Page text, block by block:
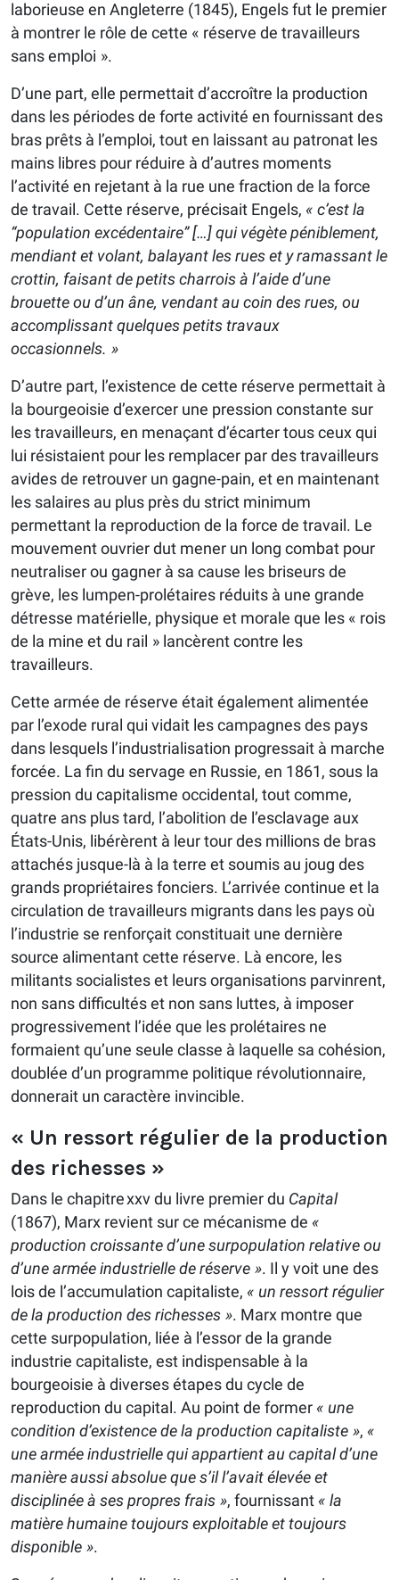
laborieuse en Angleterre (1845), Engels fut le premier
à montrer le rôle de cette « réserve de travailleurs
sans emploi ».
D’une part, elle permettait d’accroître la production
dans les périodes de forte activité en fournissant des
bras prêts à l’emploi, tout en laissant au patronat les
mains libres pour réduire à d’autres moments
l’activité en rejetant à la rue une fraction de la force
de travail. Cette réserve, précisait Engels, « c’est la
“population excédentaire” […] qui végète péniblement,
mendiant et volant, balayant les rues et y ramassant le
crottin, faisant de petits charrois à l’aide d’une
brouette ou d’un âne, vendant au coin des rues, ou
accomplissant quelques petits travaux
occasionnels. »
D’autre part, l’existence de cette réserve permettait à
la bourgeoisie d’exercer une pression constante sur
les travailleurs, en menaçant d’écarter tous ceux qui
lui résistaient pour les remplacer par des travailleurs
avides de retrouver un gagne-pain, et en maintenant
les salaires au plus près du strict minimum
permettant la reproduction de la force de travail. Le
mouvement ouvrier dut mener un long combat pour
neutraliser ou gagner à sa cause les briseurs de
grève, les lumpen-prolétaires réduits à une grande
détresse matérielle, physique et morale que les « rois
de la mine et du rail » lancèrent contre les
travailleurs.
Cette armée de réserve était également alimentée
par l’exode rural qui vidait les campagnes des pays
dans lesquels l’industrialisation progressait à marche
forcée. La fin du servage en Russie, en 1861, sous la
pression du capitalisme occidental, tout comme,
quatre ans plus tard, l’abolition de l’esclavage aux
États-Unis, libérèrent à leur tour des millions de bras
attachés jusque-là à la terre et soumis au joug des
grands propriétaires fonciers. L’arrivée continue et la
circulation de travailleurs migrants dans les pays où
l’industrie se renforçait constituait une dernière
source alimentant cette réserve. Là encore, les
militants socialistes et leurs organisations parvinrent,
non sans difficultés et non sans luttes, à imposer
progressivement l’idée que les prolétaires ne
formaient qu’une seule classe à laquelle sa cohésion,
doublée d’un programme politique révolutionnaire,
donnerait un caractère invincible.
« Un ressort régulier de la production
des richesses »
Dans le chapitre xxv du livre premier du Capital
(1867), Marx revient sur ce mécanisme de «
production croissante d’une surpopulation relative ou
d’une armée industrielle de réserve ». Il y voit une des
lois de l’accumulation capitaliste, « un ressort régulier
de la production des richesses ». Marx montre que
cette surpopulation, liée à l’essor de la grande
industrie capitaliste, est indispensable à la
bourgeoisie à diverses étapes du cycle de
reproduction du capital. Au point de former « une
condition d’existence de la production capitaliste », «
une armée industrielle qui appartient au capital d’une
manière aussi absolue que s’il l’avait élevée et
disciplinée à ses propres frais », fournissant « la
matière humaine toujours exploitable et toujours
disponible ».